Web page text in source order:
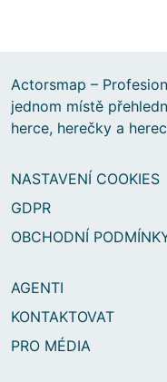
Actorsmap –
jednom místě
herce, herečky a
NASTAVENÍ COOKIES
GDPR
OBCHODNÍ
AGENTI
KONTAKTOVAT
PRO MÉDIA